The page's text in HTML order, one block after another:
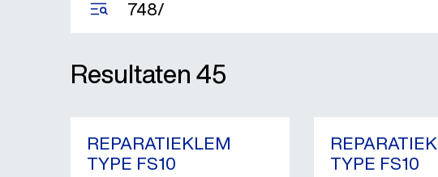
Resultaten45
REPARATIEKLEM
TYPE FS10 TYPE FS10